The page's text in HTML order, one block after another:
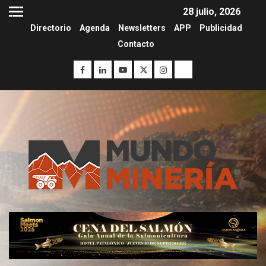
28 julio, 2026
Directorio Agenda Newsletters APP
Publicidad
Contacto